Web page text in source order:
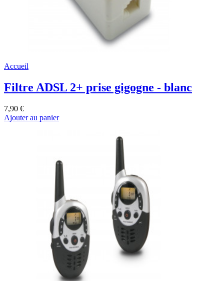
Accueil
Filtre ADSL 2+ prise gigogne - blanc
7,90 €
Ajouter au panier